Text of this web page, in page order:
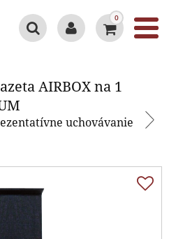
0
AIRBOX na 1
uchovávanie
AIRBOX na